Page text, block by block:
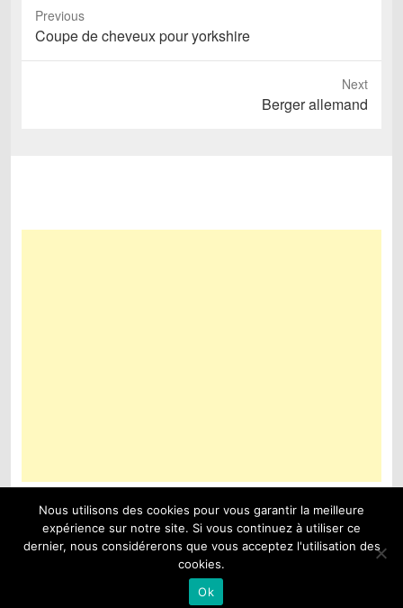
Previous
Previous
post:
Coupe de cheveux pour yorkshire
Next
Berger allemand
chaton chien à donner
|
Proudly Powered by:
Nous utilisons des cookies pour vous garantir la meilleure
expérience sur notre site. Si vous continuez à utiliser ce
dernier, nous considérerons que vous acceptez l'utilisation des
cookies.
Ok